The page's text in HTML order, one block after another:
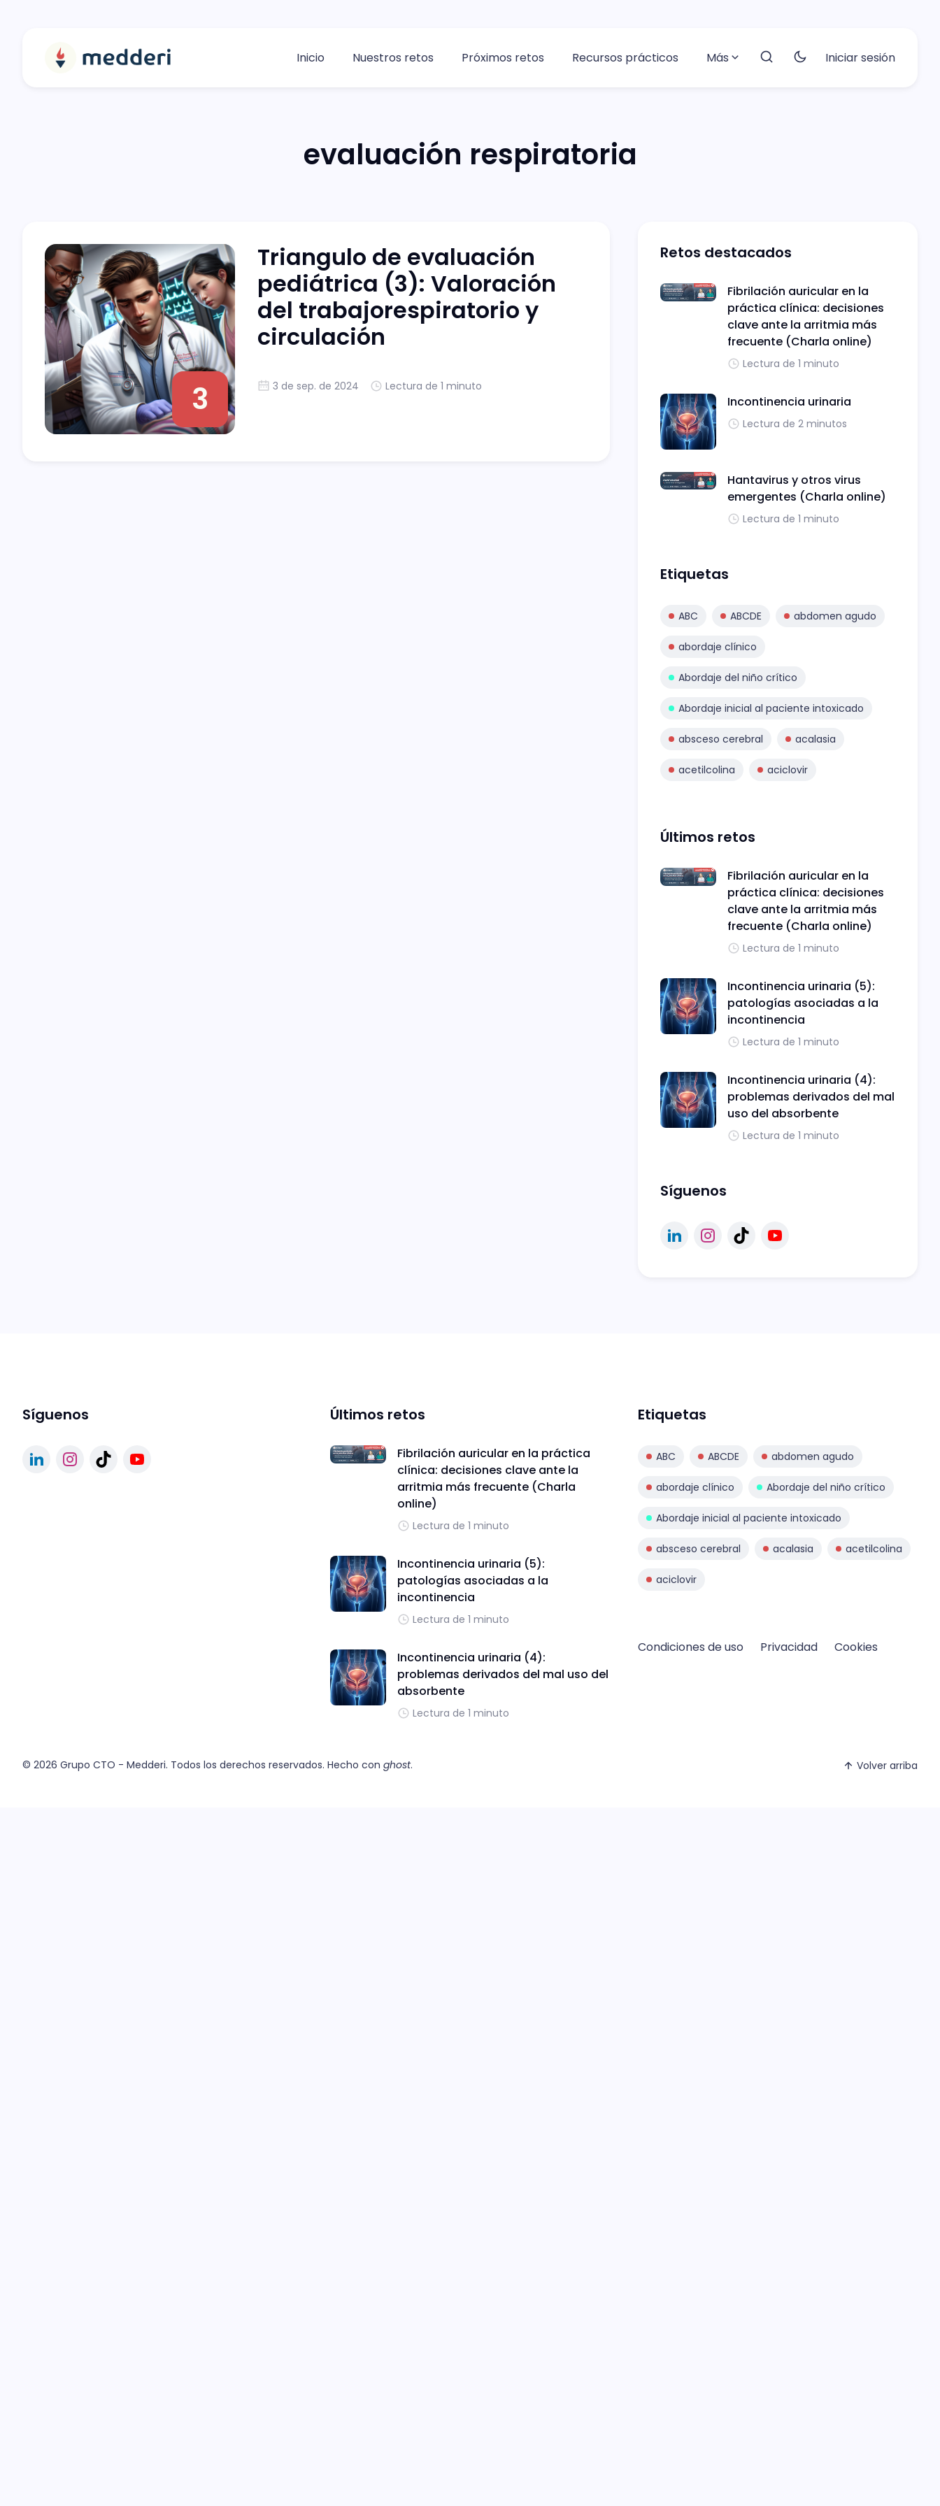
Inicio Nuestros retos Próximos retos Recursos prácticos Más Iniciar sesión
evaluación respiratoria
3
Triangulo de evaluación
pediátrica (3): Valoración
del trabajorespiratorio y
circulación
3 de sep. de 2024 Lectura de 1 minuto
Retos destacados
Fibrilación auricular en la
práctica clínica: decisiones
clave ante la arritmia más
frecuente (Charla online)
Lectura de 1 minuto
Incontinencia urinaria
Lectura de 2 minutos
Hantavirus y otros virus
emergentes (Charla online)
Lectura de 1 minuto
Etiquetas
ABC ABCDE abdomen agudo
abordaje clínico
Abordaje del niño crítico
Abordaje inicial al paciente intoxicado
absceso cerebral acalasia
acetilcolina aciclovir
Últimos retos
Fibrilación auricular en la
práctica clínica: decisiones
clave ante la arritmia más
frecuente (Charla online)
Lectura de 1 minuto
Incontinencia urinaria (5):
patologías asociadas a la
incontinencia
Lectura de 1 minuto
Incontinencia urinaria (4):
problemas derivados del mal
uso del absorbente
Lectura de 1 minuto
Síguenos
Síguenos Últimos retos
Fibrilación auricular en la práctica
clínica: decisiones clave ante la
arritmia más frecuente (Charla
online)
Lectura de 1 minuto
Incontinencia urinaria (5):
patologías asociadas a la
incontinencia
Lectura de 1 minuto
Incontinencia urinaria (4):
problemas derivados del mal uso del
absorbente
Lectura de 1 minuto
Etiquetas
ABC ABCDE abdomen agudo
abordaje clínico Abordaje del niño crítico
Abordaje inicial al paciente intoxicado
absceso cerebral acalasia acetilcolina
aciclovir
Condiciones de uso Privacidad Cookies
© 2026 Grupo CTO - Medderi. Todos los derechos reservados. Hecho con ghost. Volver arriba